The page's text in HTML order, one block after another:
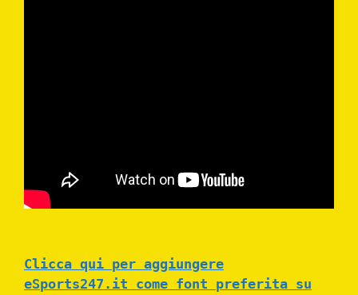
Clicca qui per aggiungere
eSports247.it come font preferita su